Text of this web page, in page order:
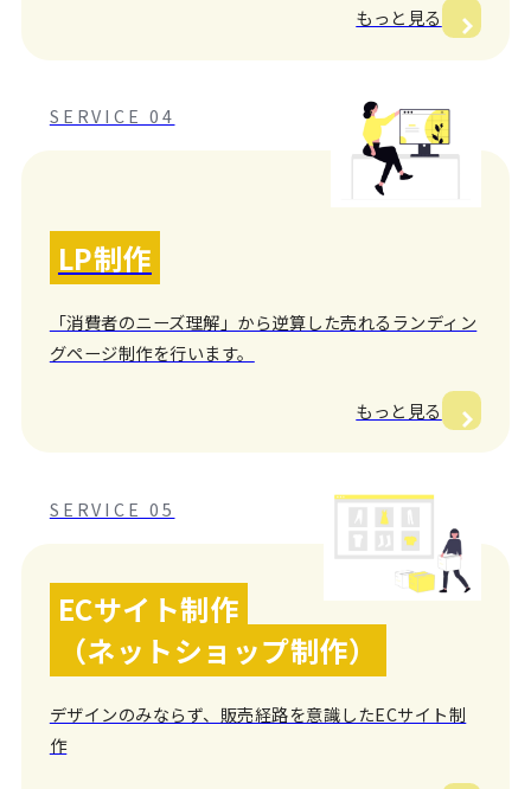
もっと見る
SERVICE 04
LP制作
「消費者のニーズ理解」から逆算した売れるランディン
グページ制作を行います。
もっと見る
SERVICE 05
ECサイト制作
（ネットショップ制作）
デザインのみならず、販売経路を意識したECサイト制
作